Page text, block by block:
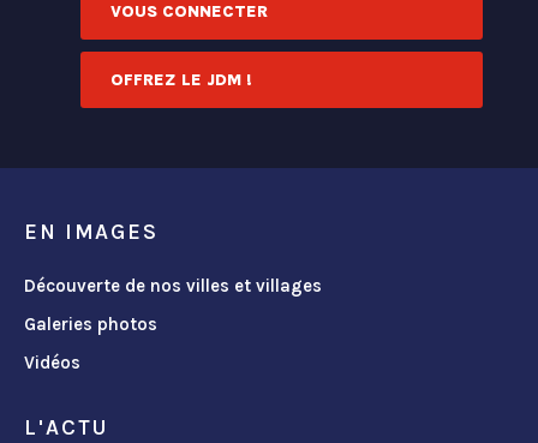
VOUS CONNECTER
OFFREZ LE JDM !
EN IMAGES
Découverte de nos villes et villages
Galeries photos
Vidéos
L'ACTU